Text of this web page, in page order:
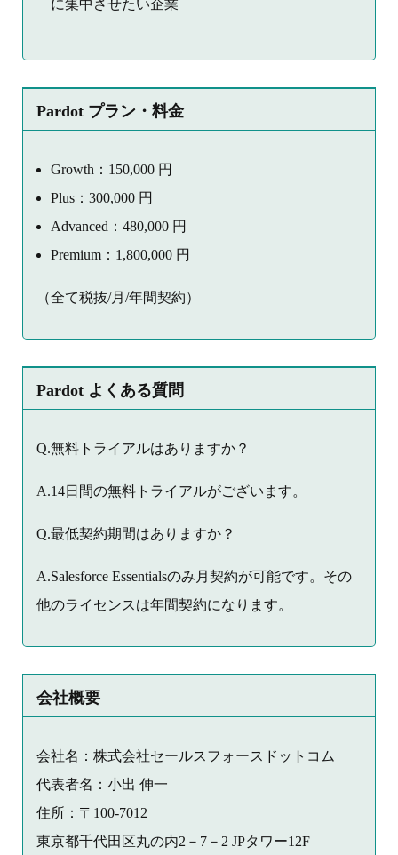
に集中させたい企業
Pardot プラン・料金
Growth：150,000 円
Plus：300,000 円
Advanced：480,000 円
Premium：1,800,000 円
（全て税抜/月/年間契約）
Pardot よくある質問
Q.無料トライアルはありますか？
A.14日間の無料トライアルがございます。
Q.最低契約期間はありますか？
A.Salesforce Essentialsのみ月契約が可能です。その
他のライセンスは年間契約になります。
会社概要
会社名：株式会社セールスフォースドットコム
代表者名：小出 伸一
住所：〒100-7012
東京都千代田区丸の内2－7－2 JPタワー12F